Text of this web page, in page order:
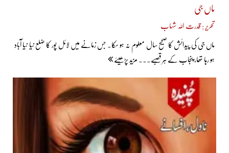
ماں جی
تحریر : قدرت اللہ شہاب
ماں جی کی پیدائش کا صحیح سال معلوم نہ ہو سکا۔ جس زمانے میں لائل پور کا ضلع نیا نیا آباد
ہو رہا تھا، پنجاب کے ہر قصبے... مزید پڑھیئے